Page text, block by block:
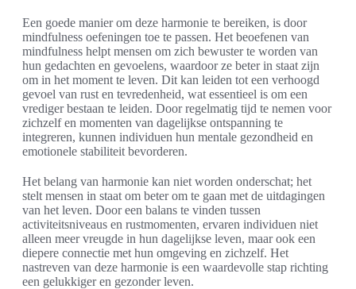
Een goede manier om deze harmonie te bereiken, is door
mindfulness oefeningen toe te passen. Het beoefenen van
mindfulness helpt mensen om zich bewuster te worden van
hun gedachten en gevoelens, waardoor ze beter in staat zijn
om in het moment te leven. Dit kan leiden tot een verhoogd
gevoel van rust en tevredenheid, wat essentieel is om een
vrediger bestaan te leiden. Door regelmatig tijd te nemen voor
zichzelf en momenten van dagelijkse ontspanning te
integreren, kunnen individuen hun mentale gezondheid en
emotionele stabiliteit bevorderen.
Het belang van harmonie kan niet worden onderschat; het
stelt mensen in staat om beter om te gaan met de uitdagingen
van het leven. Door een balans te vinden tussen
activiteitsniveaus en rustmomenten, ervaren individuen niet
alleen meer vreugde in hun dagelijkse leven, maar ook een
diepere connectie met hun omgeving en zichzelf. Het
nastreven van deze harmonie is een waardevolle stap richting
een gelukkiger en gezonder leven.